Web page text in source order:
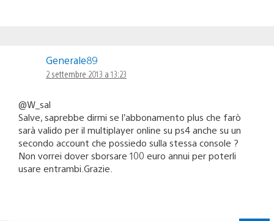
Generale89
2 settembre 2013 a 13:23
@W_sal
Salve, saprebbe dirmi se l’abbonamento plus che farò
sarà valido per il multiplayer online su ps4 anche su un
secondo account che possiedo sulla stessa console ?
Non vorrei dover sborsare 100 euro annui per poterli
usare entrambi.Grazie.